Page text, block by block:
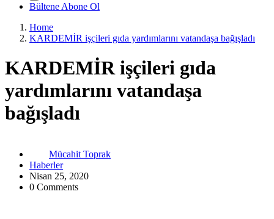
Bültene Abone Ol
Home
KARDEMİR işçileri gıda yardımlarını vatandaşa bağışladı
KARDEMİR işçileri gıda
yardımlarını vatandaşa
bağışladı
Mücahit Toprak
Haberler
Nisan 25, 2020
0 Comments